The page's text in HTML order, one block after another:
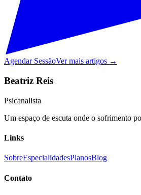
Agendar SessãoVer mais artigos →
Beatriz Reis
Psicanalista
Um espaço de escuta onde o sofrimento
Links
SobreEspecialidadesPlanosBlog
Contato